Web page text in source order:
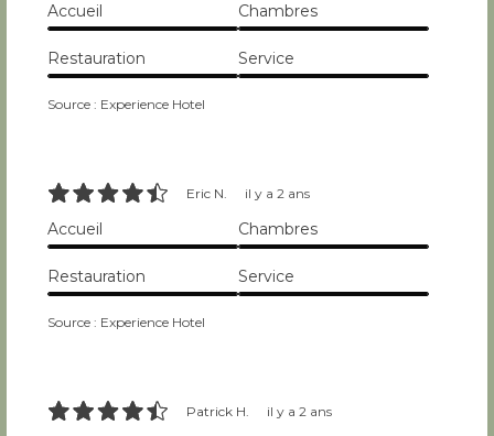
Accueil
Chambres
Restauration
Service
Source : Experience Hotel
9/10 Eric N. il y a 2 ans
Accueil
Chambres
Restauration
Service
Source : Experience Hotel
9/10 Patrick H. il y a 2 ans